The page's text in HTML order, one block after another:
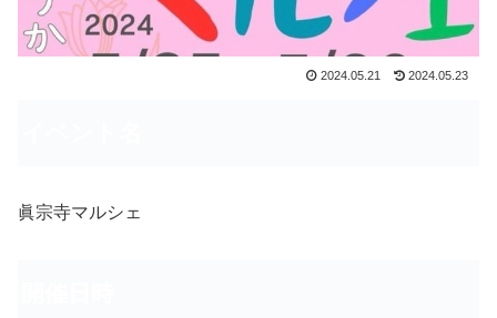
2024.05.21 2024.05.23
眞宗寺マルシェ